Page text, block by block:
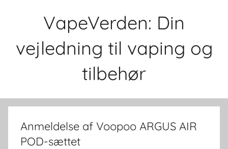
VapeVerden: Din
vejledning til vaping og
tilbehør
Anmeldelse af Voopoo ARGUS AIR
POD-sættet